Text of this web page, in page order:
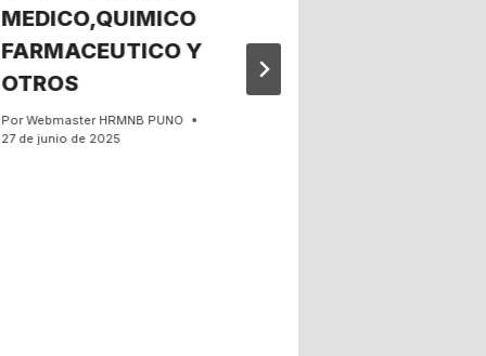
MEDICO,QUIMICO
FARMACEUTICO Y
OTROS
Por Webmaster HRMNB PUNO
27 de junio de 2025